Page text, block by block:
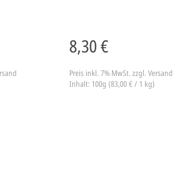
8,30 €
Preis inkl. 7% MwSt. zzgl. Versand
Inhalt: 100g (83,00 € / 1 kg)